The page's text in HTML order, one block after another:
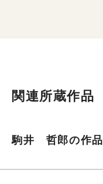
関連所蔵作品
駒井 哲郎の作品